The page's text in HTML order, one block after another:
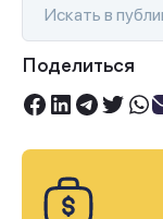
Поделиться